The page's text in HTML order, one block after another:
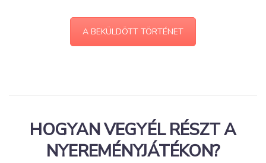
A BEKÜLDÖTT TÖRTÉNET
HOGYAN VEGYÉL RÉSZT A
NYEREMÉNYJÁTÉKON?